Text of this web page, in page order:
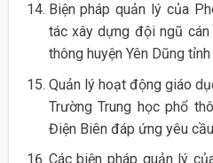
Biện pháp quản lý của
tác xây dựng đội ngũ
thông huyện Yên Dũng
Quản lý hoạt động giáo
Trường Trung học phổ
Điện Biên đáp ứng yêu
Các biện pháp quản lý